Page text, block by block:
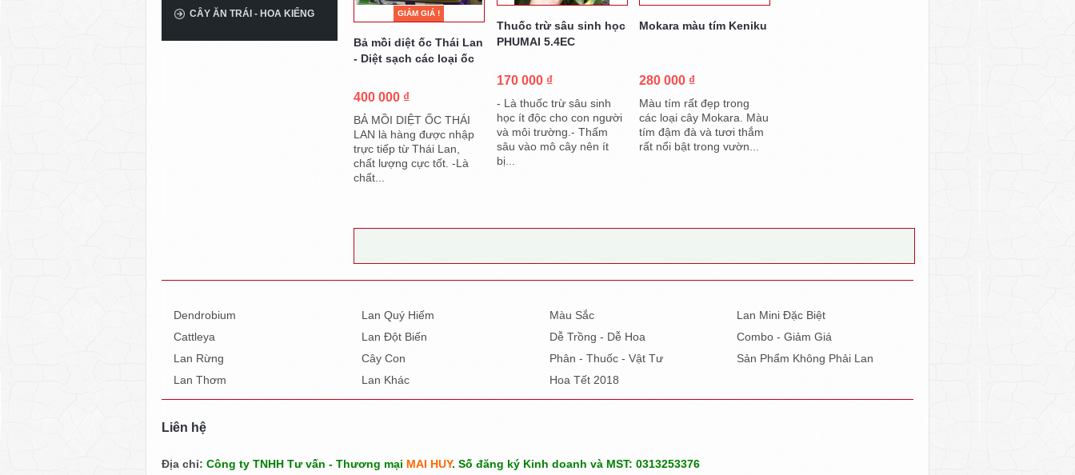
CÂY ĂN TRÁI - HOA KIỂNG GIẢM GIÁ !
Bả mồi diệt ốc Thái Lan
- Diệt sạch các loại ốc
400 000 ₫
BẢ MỒI DIỆT ỐC THÁI
LAN là hàng được nhập
trực tiếp từ Thái Lan,
chất lượng cực tốt. -Là
chất...
Thuốc trừ sâu sinh học
PHUMAI 5.4EC
170 000 ₫
- Là thuốc trừ sâu sinh
học ít độc cho con người
và môi trường.- Thấm
sâu vào mô cây nên ít
bị...
Mokara màu tím Keniku
280 000 ₫
Màu tím rất đẹp trong
các loại cây Mokara. Màu
tím đậm đà và tươi thắm
rất nổi bật trong vườn...
Dendrobium
Cattleya
Lan Rừng
Lan Thơm
Lan Quý Hiếm
Lan Đột Biến
Cây Con
Lan Khác
Màu Sắc
Dễ Trồng - Dễ Hoa
Phân - Thuốc - Vật Tư
Hoa Tết 2018
Lan Mini Đặc Biệt
Combo - Giảm Giá
Sản Phẩm Không Phải Lan
Liên hệ
Địa chỉ: Công ty TNHH Tư vấn - Thương mại MAI HUY. Số đăng ký Kinh doanh và MST: 0313253376